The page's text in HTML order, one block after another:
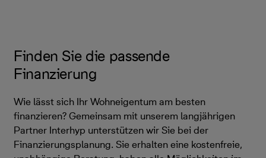
Finden Sie die passende
Finanzierung
Wie lässt sich Ihr Wohneigentum am besten
finanzieren? Gemeinsam mit unserem langjährigen
Partner Interhyp unterstützen wir Sie bei der
Finanzierungsplanung. Sie erhalten eine kostenfreie,